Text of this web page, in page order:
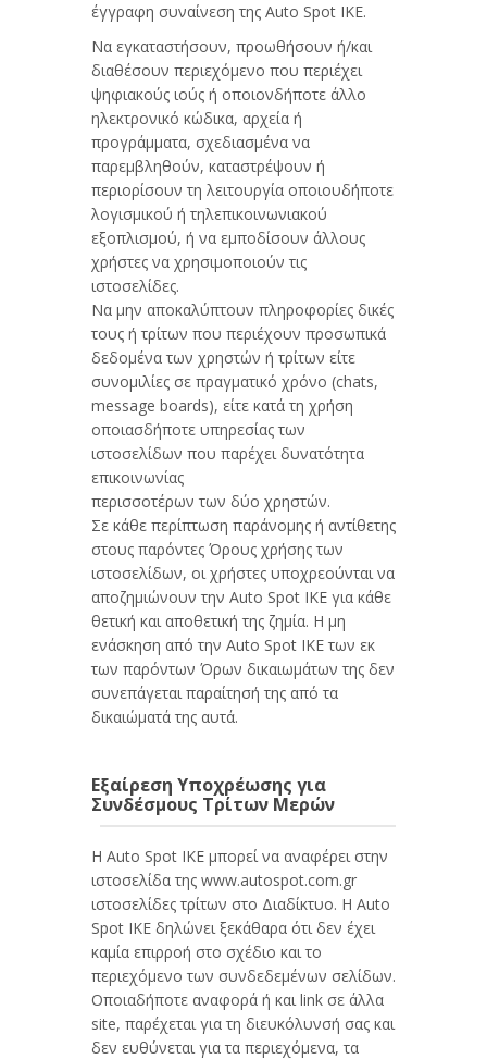
έγγραφη συναίνεση της Auto Spot IKE.
Να εγκαταστήσουν, προωθήσουν ή/και
διαθέσουν περιεχόμενο που περιέχει
ψηφιακούς ιούς ή οποιονδήποτε άλλο
ηλεκτρονικό κώδικα, αρχεία ή
προγράμματα, σχεδιασμένα να
παρεμβληθούν, καταστρέψουν ή
περιορίσουν τη λειτουργία οποιουδήποτε
λογισμικού ή τηλεπικοινωνιακού
εξοπλισμού, ή να εμποδίσουν άλλους
χρήστες να χρησιμοποιούν τις
ιστοσελίδες.
Να μην αποκαλύπτουν πληροφορίες δικές
τους ή τρίτων που περιέχουν προσωπικά
δεδομένα των χρηστών ή τρίτων είτε
συνομιλίες σε πραγματικό χρόνο (chats,
message boards), είτε κατά τη χρήση
οποιασδήποτε υπηρεσίας των
ιστοσελίδων που παρέχει δυνατότητα
επικοινωνίας
περισσοτέρων των δύο χρηστών.
Σε κάθε περίπτωση παράνομης ή αντίθετης
στους παρόντες Όρους χρήσης των
ιστοσελίδων, οι χρήστες υποχρεούνται να
αποζημιώνουν την Auto Spot IKE για κάθε
θετική και αποθετική της ζημία. Η μη
ενάσκηση από την Auto Spot IKE των εκ
των παρόντων Όρων δικαιωμάτων της δεν
συνεπάγεται παραίτησή της από τα
δικαιώματά της αυτά.
Εξαίρεση Υποχρέωσης για
Συνδέσμους Τρίτων Μερών
Η Auto Spot IKE μπορεί να αναφέρει στην
ιστοσελίδα της www.autospot.com.gr
ιστοσελίδες τρίτων στο Διαδίκτυο. Η Auto
Spot IKE δηλώνει ξεκάθαρα ότι δεν έχει
καμία επιρροή στο σχέδιο και το
περιεχόμενο των συνδεδεμένων σελίδων.
Οποιαδήποτε αναφορά ή και link σε άλλα
site, παρέχεται για τη διευκόλυνσή σας και
δεν ευθύνεται για τα περιεχόμενα, τα